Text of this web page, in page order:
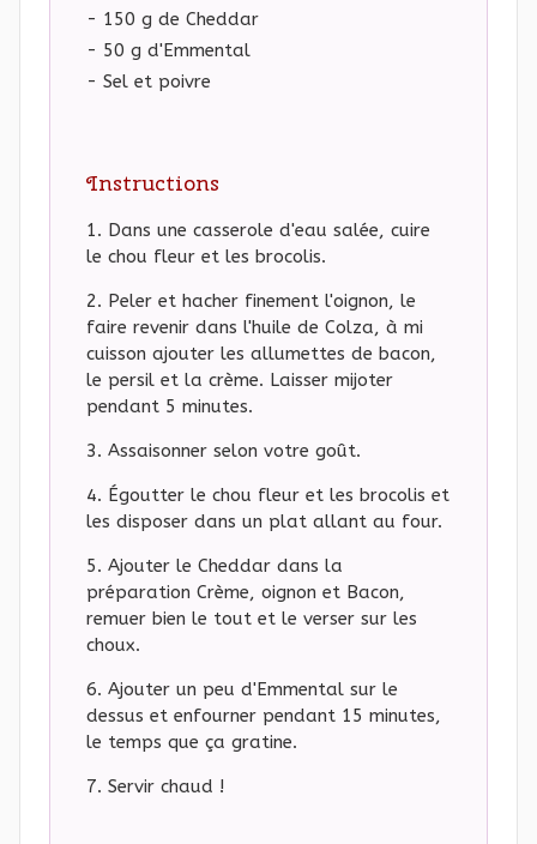
- 150 g de Cheddar
- 50 g d'Emmental
- Sel et poivre
Instructions
Dans une casserole d'eau salée, cuire
le chou fleur et les brocolis.
Peler et hacher finement l'oignon, le
faire revenir dans l'huile de Colza, à mi
cuisson ajouter les allumettes de bacon,
le persil et la crème. Laisser mijoter
pendant 5 minutes.
Assaisonner selon votre goût.
Égoutter le chou fleur et les brocolis et
les disposer dans un plat allant au four.
Ajouter le Cheddar dans la
préparation Crème, oignon et Bacon,
remuer bien le tout et le verser sur les
choux.
Ajouter un peu d'Emmental sur le
dessus et enfourner pendant 15 minutes,
le temps que ça gratine.
Servir chaud !